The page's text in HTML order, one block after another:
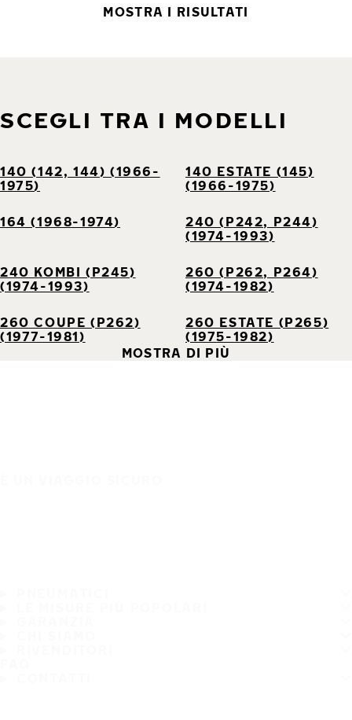
MOSTRA I RISULTATI
SCEGLI TRA I MODELLI
140 (142, 144) (1966-
1975)
140 ESTATE (145)
(1966-1975)
164 (1968-1974)
240 (P242, P244)
(1974-1993)
240 KOMBI (P245)
(1974-1993)
260 (P262, P264)
(1974-1982)
260 COUPE (P262)
(1977-1981)
260 ESTATE (P265)
(1975-1982)
MOSTRA DI PIÙ